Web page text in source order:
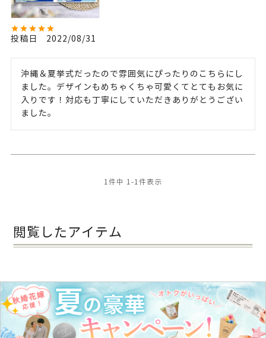
投稿日 2022/08/31
沖縄＆夏挙式だったので雰囲気にぴったりのこちらにし
ました。デザインもめちゃくちゃ可愛くてとてもお気に
入りです！対応も丁寧にしていただきありがとうござい
ました。
1 件中 1 -1 件表示
閲覧したアイテム